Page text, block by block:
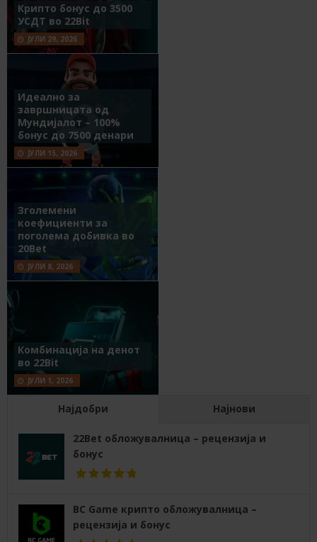
Крипто бонус до 3500
УСДТ во 22Bit
ЈУЛИ 29, 2026
Идеално за
завршницата од
Мундијалот – 100%
бонус до 7500 денари
ЈУЛИ 15, 2026
Зголемени
коефициенти за
поголема добивка во
20Bet
ЈУЛИ 8, 2026
Комбинација на денот
во 22Bit
ЈУЛИ 1, 2026
Најдобри Најнови
22Bet обложувалница – рецензија и
бонус
BC Game крипто обложувалница –
рецензија и бонус